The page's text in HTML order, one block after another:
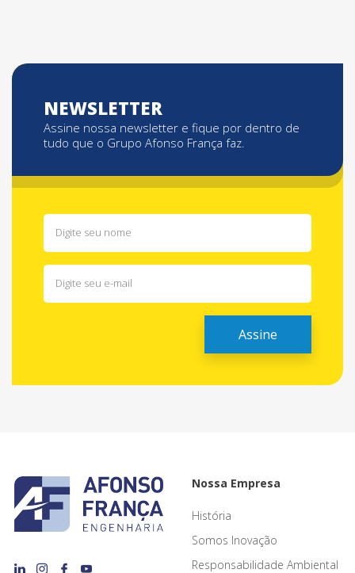
NEWSLETTER
Assine nossa newsletter e fique por dentro de
tudo que o Grupo Afonso França faz.
Nossa Empresa
História
Somos Inovação
Responsabilidade Ambiental